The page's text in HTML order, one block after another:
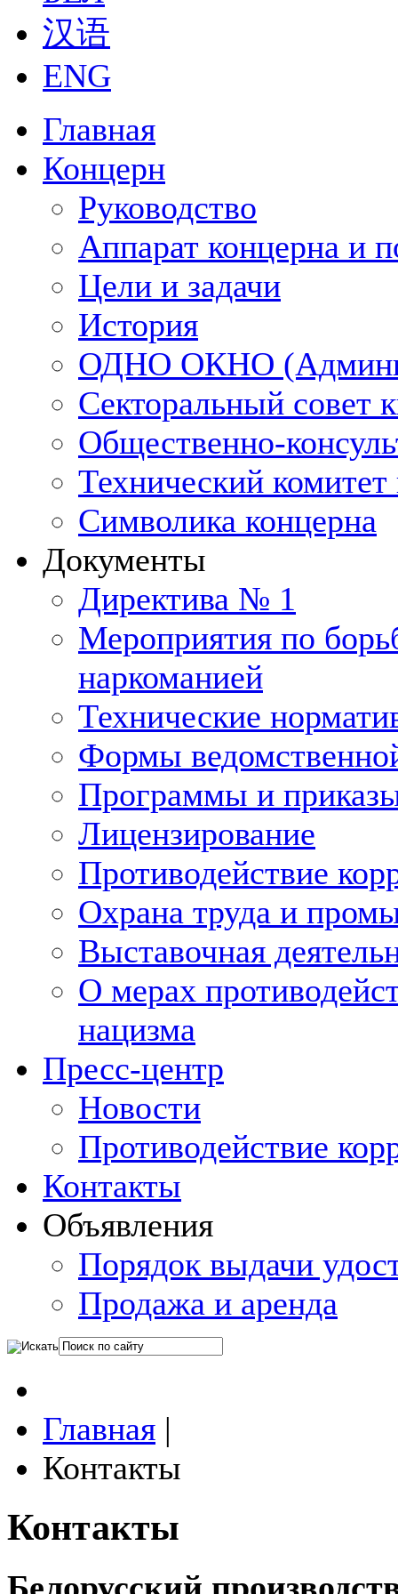
汉语
ENG
Главная
Концерн
Руководство
Аппарат концерна и
Цели и задачи
История
ОДНО ОКНО
Секторальный совет
Общественно-
Технический
Символика концерна
Документы
Директива № 1
Мероприятия по
наркоманией
Технические
Формы
Программы и
Лицензирование
Противодействие
Охрана труда и
Выставочная
О мерах
нацизма
Пресс-центр
Новости
Противодействие
Контакты
Объявления
Порядок выдачи
Продажа и аренда
Главная |
Контакты
Контакты